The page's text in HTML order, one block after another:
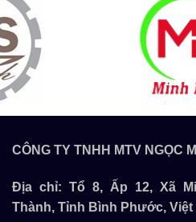
CÔNG TY TNHH MTV NGỌC
Địa chỉ: Tổ 8, Ấp 12, Xã
Thành, Tỉnh Bình Phước, Việt